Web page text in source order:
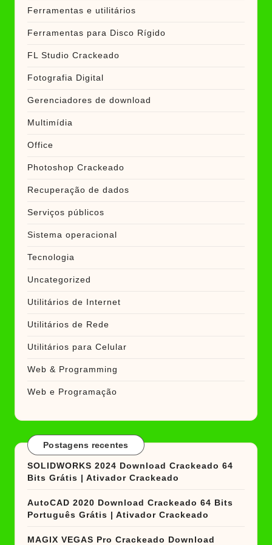
Ferramentas e utilitários
Ferramentas para Disco Rígido
FL Studio Crackeado
Fotografia Digital
Gerenciadores de download
Multimídia
Office
Photoshop Crackeado
Recuperação de dados
Serviços públicos
Sistema operacional
Tecnologia
Uncategorized
Utilitários de Internet
Utilitários de Rede
Utilitários para Celular
Web & Programming
Web e Programação
Postagens recentes
SOLIDWORKS 2024 Download Crackeado 64
Bits Grátis | Ativador Crackeado
AutoCAD 2020 Download Crackeado 64 Bits
Português Grátis | Ativador Crackeado
MAGIX VEGAS Pro Crackeado Download